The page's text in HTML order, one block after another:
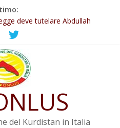
deve tutelare Abdullah
è di nuovo sotto minaccia
di Rêber Apo ostacolerebbe
contro i crimini di guerra
deve essere trasformata in
del Kurdistan in Italia